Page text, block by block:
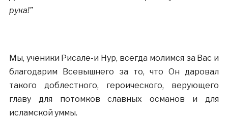
рука!”
Мы, ученики Рисале-и Нур, всегда молимся за Вас и
благодарим Всевышнего за то, что Он даровал
такого доблестного, героического, верующего
главу для потомков славных османов и для
исламской уммы.